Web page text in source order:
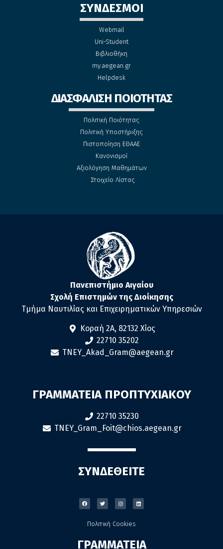
ΣΥΝΔΕΣΜΟΙ
Webmail
Uni-Student
Βιβλιοθήκη
my.aegean.gr
Helpdesk
ΔΙΑΣΦΑΛΙΣΗ ΠΟΙΟΤΗΤΑΣ
Πολιτική Ποιότητας
Πολιτική Υποστήριξης
Πιστοποίηση ΕΘΑΑΕ
Κανονισμοί
Αξιολόγηση Μαθημάτων
Στοιχείο Λίστας
Πανεπιστήμιο Αιγαίου
Σχολή Επιστημών της Διοίκησης
Τμήμα Ναυτιλίας και Επιχειρηματικών Υπηρεσιών
Κοραή 2Α, 82132 Χίος
22710 35202
TNEY_Akad_Gram@aegean.gr
ΓΡΑΜΜΑΤΕΙΑ ΠΡΟΠΤΥΧΙΑΚΟΥ
22710 35230
TNEY_Gram_Foit@chios.aegean.gr
ΣΥΝΔΕΘΕΙΤΕ
Πολιτική Cookies
ΓΡΑΜΜΑΤΕΙΑ